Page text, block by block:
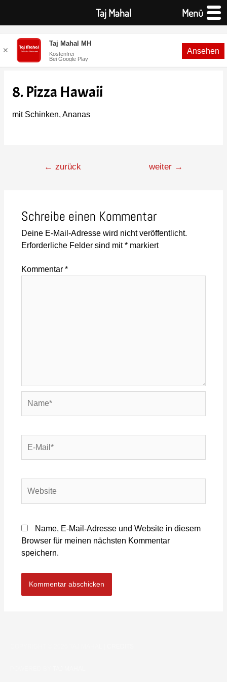
8. Pizza Hawaii
mit Schinken, Ananas
← zurück weiter →
Schreibe einen Kommentar
Deine E-Mail-Adresse wird nicht veröffentlicht.
Erforderliche Felder sind mit*markiert
Kommentar *
Name, E-Mail-Adresse und Website in diesem
Browser für meinen nächsten Kommentar
speichern.
Taj Mahal Menü
✕
Taj Mahal MH
Kostenfrei
Bei Google Play
Ansehen